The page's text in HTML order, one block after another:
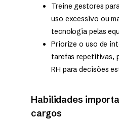
Treine gestores
uso excessivo ou
tecnologia pelas
Priorize o uso de
tarefas repetitivas,
RH para decisões
Habilidades
cargos